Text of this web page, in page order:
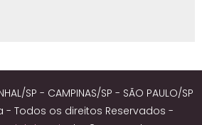
SP - CAMPINAS/SP - SÃO PAULO/SP
- Todos os direitos Reservados -